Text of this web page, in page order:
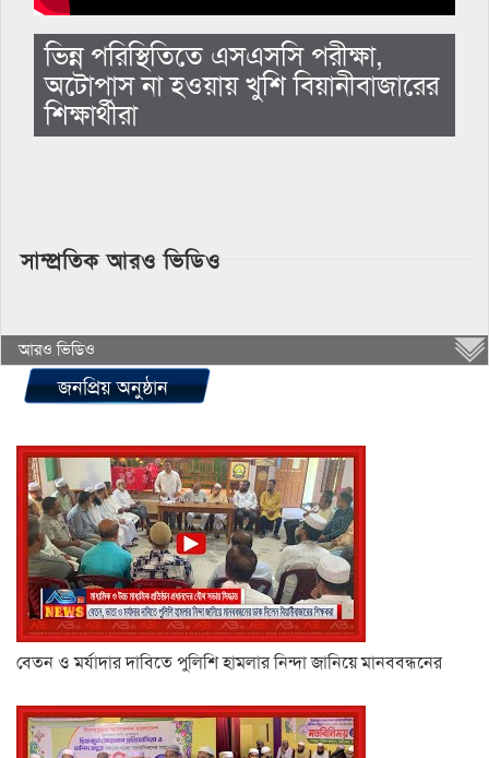
ভিন্ন পরিস্থিতিতে এসএসসি পরীক্ষা,
অটোপাস না হওয়ায় খুশি বিয়ানীবাজারের
শিক্ষার্থীরা
সাম্প্রতিক আরও ভিডিও
আরও ভিডিও
জনপ্রিয় অনুষ্ঠান
বেতন ও মর্যাদার দাবিতে পুলিশি হামলার নিন্দা জানিয়ে মানববন্ধনের